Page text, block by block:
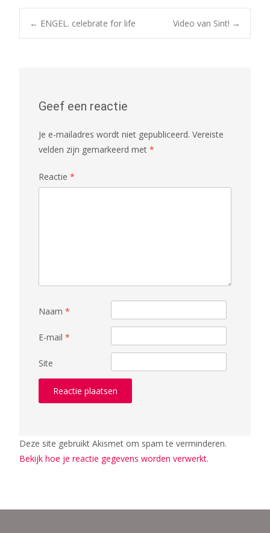
Bericht
← ENGEL. celebrate for life Video van Sint! →
Geef een reactie
Je e-mailadres wordt niet gepubliceerd. Vereiste
velden zijn gemarkeerd met *
Reactie *
Naam *
E-mail *
Site
Deze site gebruikt Akismet om spam te verminderen.
Bekijk hoe je reactie gegevens worden verwerkt.